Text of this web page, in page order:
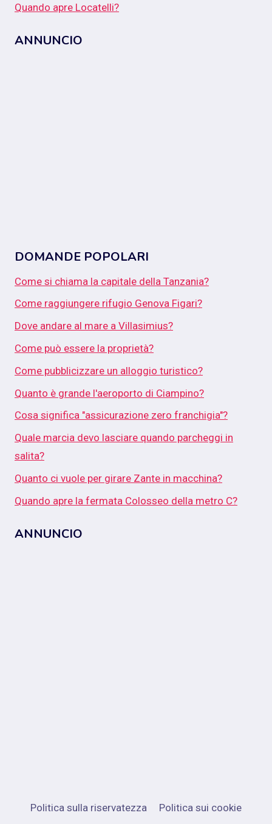
Quando apre Locatelli?
ANNUNCIO
DOMANDE POPOLARI
Come si chiama la capitale della Tanzania?
Come raggiungere rifugio Genova Figari?
Dove andare al mare a Villasimius?
Come può essere la proprietà?
Come pubblicizzare un alloggio turistico?
Quanto è grande l'aeroporto di Ciampino?
Cosa significa "assicurazione zero franchigia"?
Quale marcia devo lasciare quando parcheggi in
salita?
Quanto ci vuole per girare Zante in macchina?
Quando apre la fermata Colosseo della metro C?
ANNUNCIO
Politica sulla riservatezza
Politica sui cookie